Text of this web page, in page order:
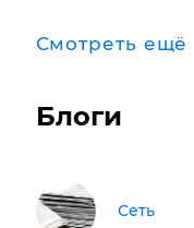
Смотреть ещё
Блоги
Сеть